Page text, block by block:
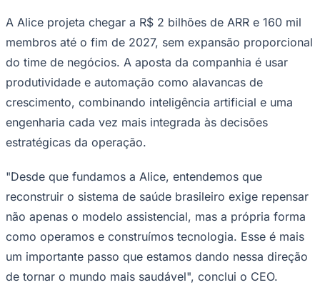
A Alice projeta chegar a R$ 2 bilhões de ARR e 160 mil
membros até o fim de 2027, sem expansão proporcional
do time de negócios. A aposta da companhia é usar
produtividade e automação como alavancas de
crescimento, combinando inteligência artificial e uma
engenharia cada vez mais integrada às decisões
estratégicas da operação.
"Desde que fundamos a Alice, entendemos que
reconstruir o sistema de saúde brasileiro exige repensar
não apenas o modelo assistencial, mas a própria forma
como operamos e construímos tecnologia. Esse é mais
um importante passo que estamos dando nessa direção
de tornar o mundo mais saudável", conclui o CEO.